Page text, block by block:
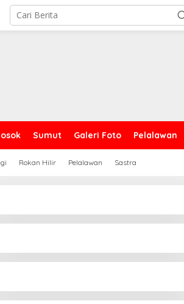
Sumut Galeri Foto Pelalawan
Rokan Hilir Pelalawan Sastra